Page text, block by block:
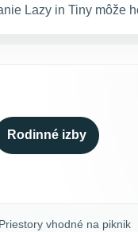
Lazy in Tiny môže
Rodinné izby
Priestory vhodné na piknik